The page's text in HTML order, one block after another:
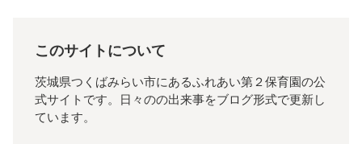
このサイトについて
茨城県つくばみらい市にあるふれあい第２保育園の公
式サイトです。日々のの出来事をブログ形式で更新し
ています。